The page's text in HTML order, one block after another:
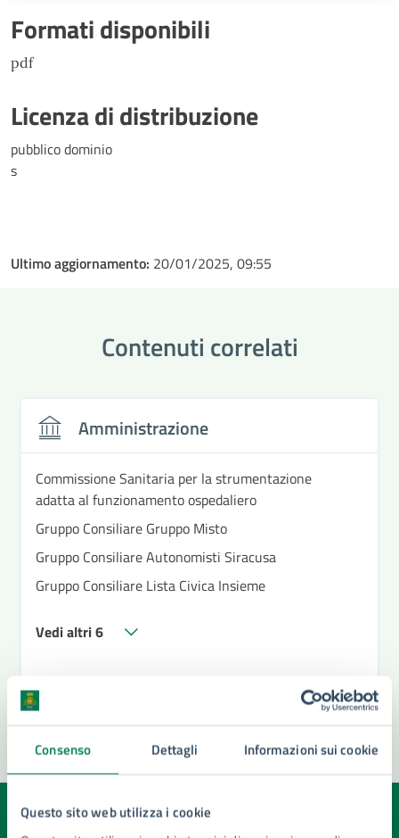
Consenso Dettagli Informazioni sui cookie
Questo sito web utilizza i cookie
Formati disponibili
pdf
Licenza di distribuzione
pubblico dominio
s
Ultimo aggiornamento: 20/01/2025, 09:55
Contenuti correlati
Amministrazione
Commissione Sanitaria per la strumentazione
adatta al funzionamento ospedaliero
Gruppo Consiliare Gruppo Misto
Gruppo Consiliare Autonomisti Siracusa
Gruppo Consiliare Lista Civica Insieme
Vedi altri 6
Quanto sono chiare le informazioni su questa